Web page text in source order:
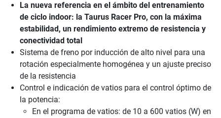
La nueva referencia en el ámbito del entrenamiento
de ciclo indoor: la Taurus Racer Pro, con la máxima
estabilidad, un rendimiento extremo de resistencia y
conectividad total
Sistema de freno por inducción de alto nivel para una
rotación especialmente homogénea y un ajuste preciso
de la resistencia
Control e indicación de vatios para el control óptimo de
la potencia:
En el programa de vatios: de 10 a 600 vatios (W) en